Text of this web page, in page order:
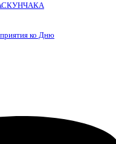
ко Дню